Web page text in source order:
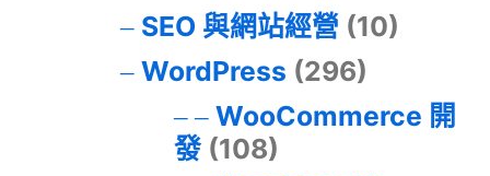
SEO 與網站經營 (10)
WordPress (296)
WooCommerce 開
發(108)